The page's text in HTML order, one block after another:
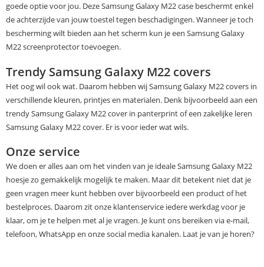
goede optie voor jou. Deze Samsung Galaxy M22 case beschermt enkel
de achterzijde van jouw toestel tegen beschadigingen. Wanneer je toch
bescherming wilt bieden aan het scherm kun je een Samsung Galaxy
M22 screenprotector toevoegen.
Trendy Samsung Galaxy M22 covers
Het oog wil ook wat. Daarom hebben wij Samsung Galaxy M22 covers in
verschillende kleuren, printjes en materialen. Denk bijvoorbeeld aan een
trendy Samsung Galaxy M22 cover in panterprint of een zakelijke leren
Samsung Galaxy M22 cover. Er is voor ieder wat wils.
Onze service
We doen er alles aan om het vinden van je ideale Samsung Galaxy M22
hoesje zo gemakkelijk mogelijk te maken. Maar dit betekent niet dat je
geen vragen meer kunt hebben over bijvoorbeeld een product of het
bestelproces. Daarom zit onze klantenservice iedere werkdag voor je
klaar, om je te helpen met al je vragen. Je kunt ons bereiken via e-mail,
telefoon, WhatsApp en onze social media kanalen. Laat je van je horen?